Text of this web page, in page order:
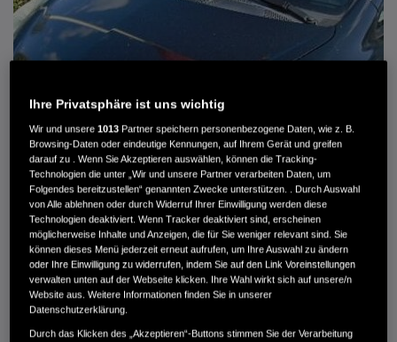
MWST. NICHT AUSWEISBAR
3.900 €
Außenfarbe
crystal black pearl
Ihre Privatsphäre ist uns wichtig
Wir und unsere1013 Partner speichern personenbezogene Daten, wie z. B.
Browsing-Daten oder eindeutige Kennungen, auf Ihrem Gerät und greifen
darauf zu . Wenn Sie Akzeptieren auswählen, können die Tracking-
Technologien die unter „Wir und unsere Partner verarbeiten Daten, um
Folgendes bereitzustellen“ genannten Zwecke unterstützen. . Durch Auswahl
von Alle ablehnen oder durch Widerruf Ihrer Einwilligung werden diese
Technologien deaktiviert. Wenn Tracker deaktiviert sind, erscheinen
möglicherweise Inhalte und Anzeigen, die für Sie weniger relevant sind. Sie
können dieses Menü jederzeit erneut aufrufen, um Ihre Auswahl zu ändern
oder Ihre Einwilligung zu widerrufen, indem Sie auf den Link Voreinstellungen
verwalten unten auf der Webseite klicken. Ihre Wahl wirkt sich auf unsere/n
Website aus. Weitere Informationen finden Sie in unserer
Datenschutzerklärung.
Durch das Klicken des „Akzeptieren“-Buttons stimmen Sie der Verarbeitung